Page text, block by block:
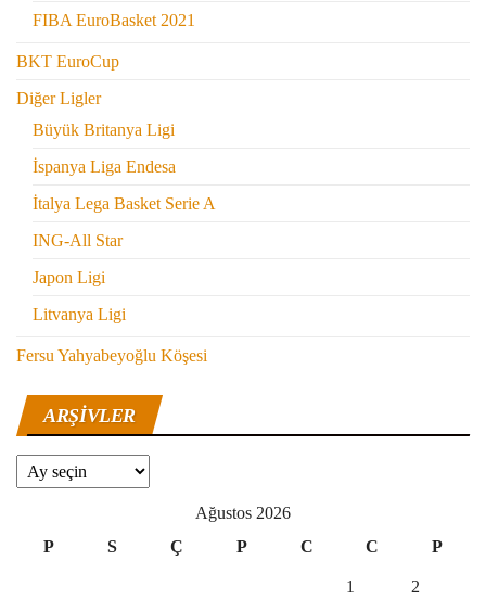
FIBA EuroBasket 2021
BKT EuroCup
Diğer Ligler
Büyük Britanya Ligi
İspanya Liga Endesa
İtalya Lega Basket Serie A
ING-All Star
Japon Ligi
Litvanya Ligi
Fersu Yahyabeyoğlu Köşesi
ARŞIVLER
Arşivler
Ağustos 2026
P
S Ç P C C P
1 2